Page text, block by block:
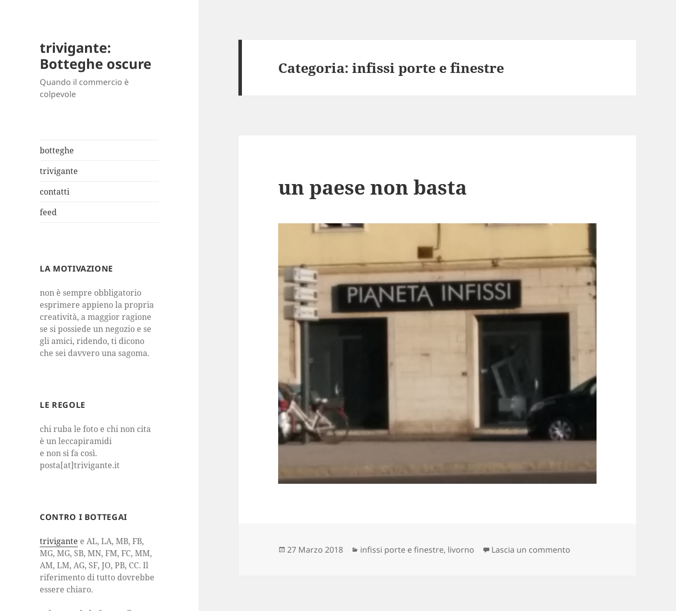
trivigante:
Botteghe oscure
Quando il commercio è
colpevole
botteghe
trivigante
contatti
feed
LA MOTIVAZIONE
non è sempre obbligatorio
esprimere appieno la propria
creatività, a maggior ragione
se si possiede un negozio e se
gli amici, ridendo, ti dicono
che sei davvero una sagoma.
LE REGOLE
chi ruba le foto e chi non cita
è un leccapiramidi
e non si fa così.
posta[at]trivigante.it
CONTRO I BOTTEGAI
trivigante e AL, LA, MB, FB,
MG, MG, SB, MN, FM, FC, MM,
AM, LM, AG, SF, JO, PB, CC. Il
riferimento di tutto dovrebbe
essere chiaro.
Categoria:infissi porte e finestre
un paese non basta
Scritto
27 Marzo 2018 Categorie
infissi porte e finestre, livorno Lascia un commento